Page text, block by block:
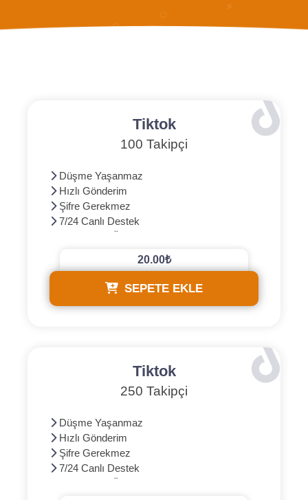
Tiktok
100 Takipçi
Düşme Yaşanmaz
Hızlı Gönderim
Şifre Gerekmez
7/24 Canlı Destek
20.00₺
SEPETE EKLE
Tiktok
250 Takipçi
Düşme Yaşanmaz
Hızlı Gönderim
Şifre Gerekmez
7/24 Canlı Destek